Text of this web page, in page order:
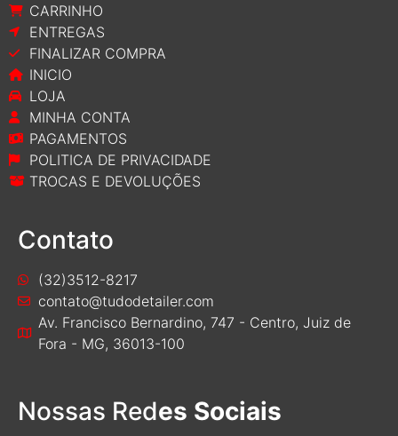
CARRINHO
ENTREGAS
FINALIZAR COMPRA
INICIO
LOJA
MINHA CONTA
PAGAMENTOS
POLITICA DE PRIVACIDADE
TROCAS E DEVOLUÇÕES
Contato
(32)3512-8217
contato@tudodetailer.com
Av. Francisco Bernardino, 747 - Centro, Juiz de
Fora - MG, 36013-100
Nossas Redes Sociais